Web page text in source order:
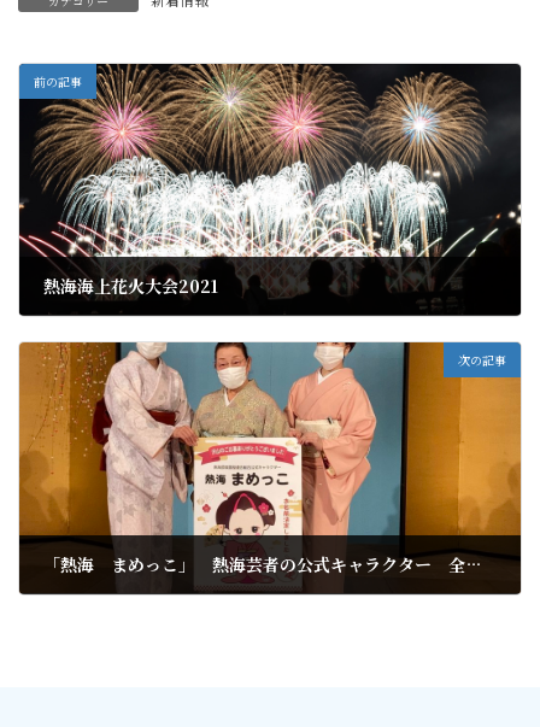
前の記事
熱海海上花火大会2021
次の記事
「熱海 まめっこ」 熱海芸者の公式キャラクター 全国公募で決まる